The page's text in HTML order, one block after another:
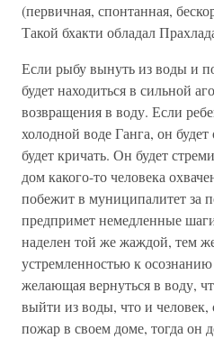
(первичная, спонтанная,
Такой бхакти обладал
Если рыбу вынуть из воды и
будет находиться в сильной
возвращения в воду. Если
холодной воде Ганга, он
будет кричать. Он будет
дом какого-то человека
побежит в муниципалитет
предпримет немедленные
наделен той же жаждой, тем
устремленностью к
желающая вернуться в воду,
выйти из воды, что и
пожар в своем доме, тогда он